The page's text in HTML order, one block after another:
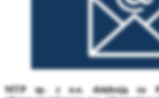
MTP sp. z o.o. dziękują za